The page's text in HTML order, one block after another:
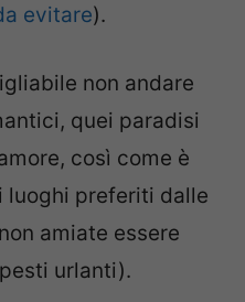
evitare).
non andare
quei paradisi
così come è
luoghi preferiti dalle
amiate essere
urlanti).